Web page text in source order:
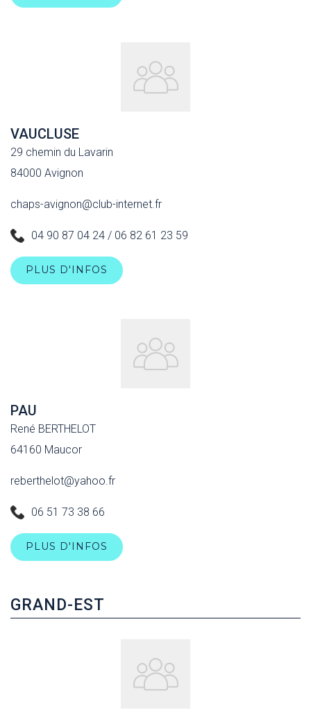
VAUCLUSE
29 chemin du Lavarin
84000 Avignon
chaps-avignon@club-internet.fr
04 90 87 04 24 / 06 82 61 23 59
PLUS D'INFOS
PAU
René BERTHELOT
64160 Maucor
reberthelot@yahoo.fr
06 51 73 38 66
PLUS D'INFOS
GRAND-EST